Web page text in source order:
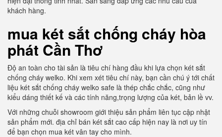
khách hàng.
mua két sắt chống cháy hòa
phát Cần Thơ
Độ an toàn cho tài sản là tiêu chí hàng đầu khi lựa chọn két sắt
chống cháy welko. Khi xem xét tiêu chí này, bạn cần chú ý tới chất
liệu két sắt chống cháy welko safe là thép chắc chắc, cũng như
kiểu dáng thiết kế và các tính năng,trọng lượng của két, bản lề vv.
Với những chuỗi showroom giới thiệu sản phẩm liên tục cập nhật
sản phẩm mới. địa chỉ bán két sắt cao cấp hiện nay là nơi uy tín
để bạn chọn mua két vân tay cho mình.